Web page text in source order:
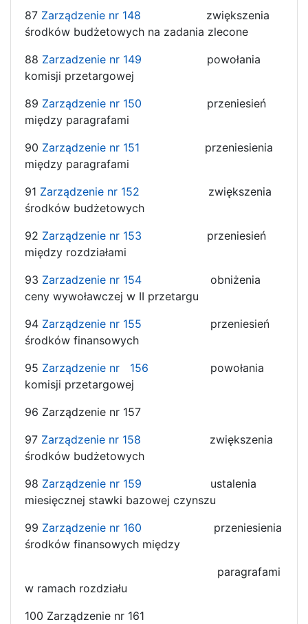
87 Zarządzenie nr 148
zwiększenia
środków budżetowych na zadania zlecone
88 Zarzadzenie nr 149 powołania
komisji przetargowej
89 Zarządzenie nr 150 przeniesień
między paragrafami
90 Zarządzenie nr 151 przeniesienia
między paragrafami
91 Zarządzenie nr 152 zwiększenia
środków budżetowych
92 Zarządzenie nr 153 przeniesień
między rozdziałami
93 Zarzadzenie nr 154 obniżenia
ceny wywoławczej w II przetargu
94 Zarządzenie nr 155
przeniesień
środków finansowych
95 Zarządzenie nr 156 powołania
komisji przetargowej
96 Zarządzenie nr 157
97 Zarządzenie nr 158 zwiększenia
środków budżetowych
98 Zarządzenie nr 159 ustalenia
miesięcznej stawki bazowej czynszu
99 Zarządzenie nr 160
przeniesienia
środków finansowych między
paragrafami
w ramach rozdziału
100 Zarządzenie nr 161